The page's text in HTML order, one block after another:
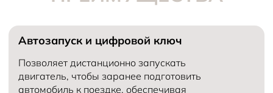
Автозапуск и цифровой ключ
Позволяет дистанционно запускать
двигатель, чтобы заранее подготовить
автомобиль к поездке, обеспечивая